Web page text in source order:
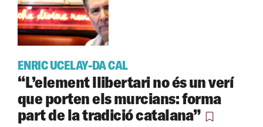
ENRIC UCELAY-DA CAL
“L’element llibertari no és un verí
que porten els murcians: forma
part de la tradició catalana”